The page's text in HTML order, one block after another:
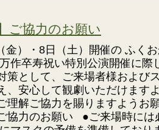
ご協力のお願い
金）・8日（土）開催の ふく
作卒寿祝い特別公演開催に際
策として、ご来場者様および
、安心して観劇いただけます
理解ご協力を賜りますよう
協力のお願い ●ご来場時には